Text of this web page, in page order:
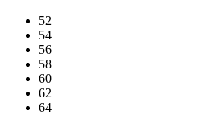
52
54
56
58
60
62
64